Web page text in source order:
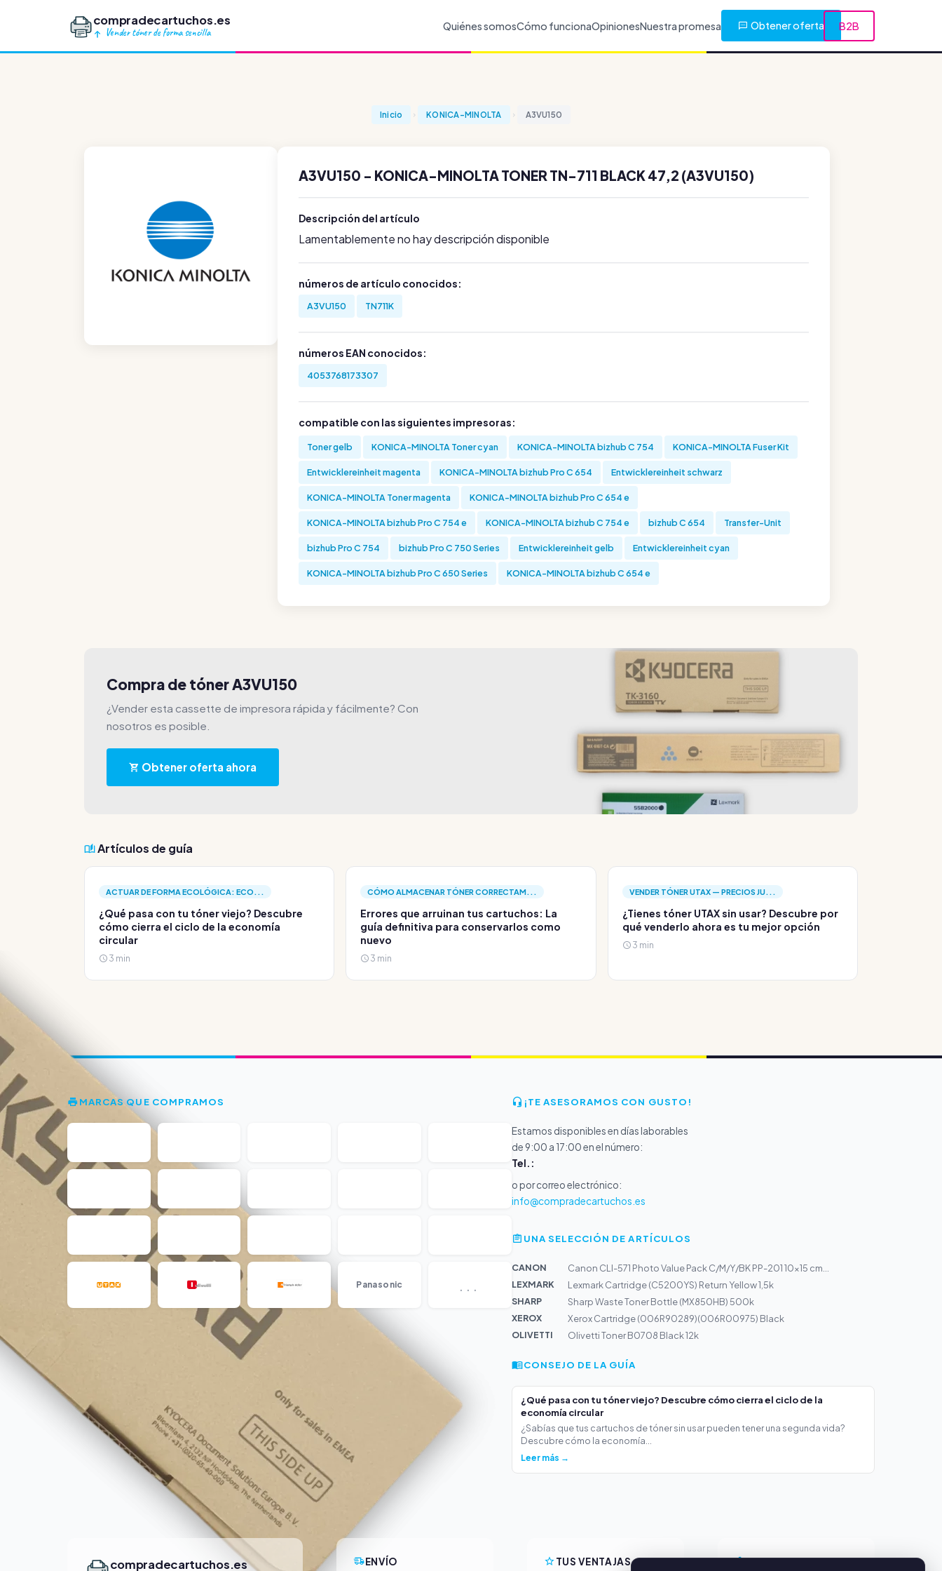
compradecartuchos.es
Vender tóner de forma sencilla
Quiénes somosCómo funcionaOpinionesNuestra promesa Obtener oferta B2B
Inicio KONICA-MINOLTA A3VU150
A3VU150 - KONICA-MINOLTA TONER TN-711 BLACK 47,2 (A3VU150)
Descripción del artículo
Lamentablemente no hay descripción disponible
números de artículo conocidos:
A3VU150 TN711K
números EAN conocidos:
4053768173307
compatible con las siguientes impresoras:
Toner gelb KONICA-MINOLTA Toner cyan KONICA-MINOLTA bizhub C 754 KONICA-MINOLTA Fuser Kit
Entwicklereinheit magenta KONICA-MINOLTA bizhub Pro C 654 Entwicklereinheit schwarz
KONICA-MINOLTA Toner magenta KONICA-MINOLTA bizhub Pro C 654 e
KONICA-MINOLTA bizhub Pro C 754 e KONICA-MINOLTA bizhub C 754 e bizhub C 654 Transfer-Unit
bizhub Pro C 754 bizhub Pro C 750 Series Entwicklereinheit gelb Entwicklereinheit cyan
KONICA-MINOLTA bizhub Pro C 650 Series KONICA-MINOLTA bizhub C 654 e
Compra de tóner A3VU150
¿Vender esta cassette de impresora rápida y fácilmente? Con
nosotros es posible.
Obtener oferta ahora
Artículos de guía
ACTUAR DE FORMA ECOLÓGICA: ECO...
¿Qué pasa con tu tóner viejo? Descubre
cómo cierra el ciclo de la economía
circular
3 min
CÓMO ALMACENAR TÓNER CORRECTAM...
Errores que arruinan tus cartuchos: La
guía definitiva para conservarlos como
nuevo
3 min
VENDER TÓNER UTAX — PRECIOS JU...
¿Tienes tóner UTAX sin usar? Descubre por
qué venderlo ahora es tu mejor opción
3 min
MARCAS QUE COMPRAMOS
Panasonic ...
¡TE ASESORAMOS CON GUSTO!
Estamos disponibles en días laborables
de 9:00 a 17:00 en el número:
Tel.:
o por correo electrónico:
info@compradecartuchos.es
UNA SELECCIÓN DE ARTÍCULOS
CANON
Canon CLI-571 Photo Value Pack C/M/Y/BK PP-201 10x15 cm...
LEXMARK
Lexmark Cartridge (C5200YS) Return Yellow 1,5k
SHARP
Sharp Waste Toner Bottle (MX850HB) 500k
XEROX
Xerox Cartridge (006R90289)(006R00975) Black
OLIVETTI
Olivetti Toner B0708 Black 12k
CONSEJO DE LA GUÍA
¿Qué pasa con tu tóner viejo? Descubre cómo cierra el ciclo de la
economía circular
¿Sabías que tus cartuchos de tóner sin usar pueden tener una segunda vida?
Descubre cómo la economía...
Leer más →
compradecartuchos.es ENVÍO TUS VENTAJAS SERVICIO